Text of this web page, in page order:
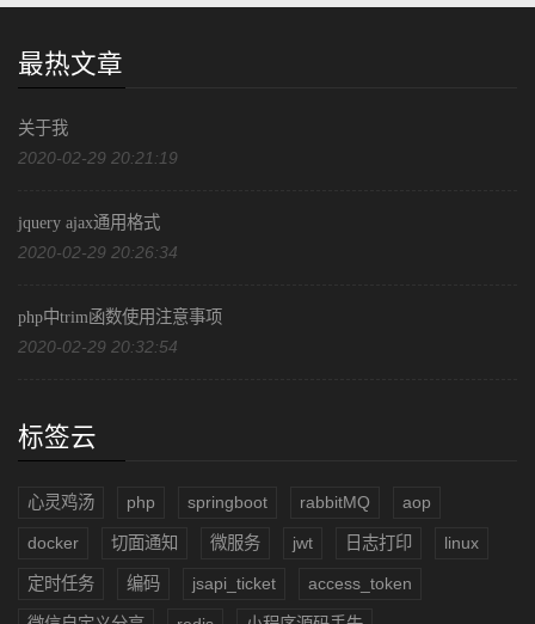
最热文章
关于我
2020-02-29 20:21:19
jquery ajax通用格式
2020-02-29 20:26:34
php中trim函数使用注意事项
2020-02-29 20:32:54
标签云
心灵鸡汤 php springboot rabbitMQ aop
docker 切面通知 微服务 jwt 日志打印 linux
定时任务 编码 jsapi_ticket access_token